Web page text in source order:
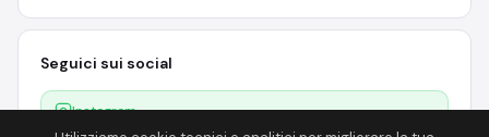
Seguici sui social
Instagram